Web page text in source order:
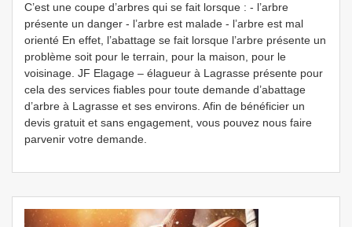
C’est une coupe d’arbres qui se fait lorsque : - l’arbre
présente un danger - l’arbre est malade - l’arbre est mal
orienté En effet, l’abattage se fait lorsque l’arbre présente un
problème soit pour le terrain, pour la maison, pour le
voisinage. JF Elagage – élagueur à Lagrasse présente pour
cela des services fiables pour toute demande d’abattage
d’arbre à Lagrasse et ses environs. Afin de bénéficier un
devis gratuit et sans engagement, vous pouvez nous faire
parvenir votre demande.